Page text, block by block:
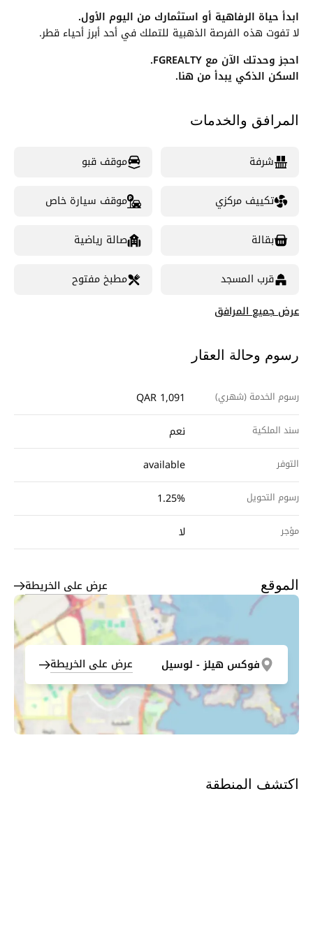
ابدأ حياة الرفاهية أو استثمارك من اليوم الأول.
لا تفوت هذه الفرصة الذهبية للتملك في أحد أبرز أحياء قطر.
احجز وحدتك الآن مع FGREALTY.
السكن الذكي يبدأ من هنا.
المرافق والخدمات
شرفة موقف قبو
تكييف مركزي موقف سيارة خاص
بقالة صالة رياضية
قرب المسجد
مطبخ مفتوح
عرض جميع المرافق
رسوم وحالة العقار
رسوم الخدمة (شهري) QAR 1,091
سند الملكية نعم
التوفر available
رسوم التحويل 1.25%
مؤجر لا
الموقع عرض على الخريطة
فوكس هيلز - لوسيل عرض على الخريطة
اكتشف المنطقة